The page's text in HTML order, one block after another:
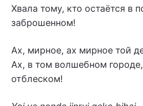
Хвала тому, кто остаётся в
заброшенном!
Ах, мирное, ах мирное той
Ах, в том волшебном
отблеском!